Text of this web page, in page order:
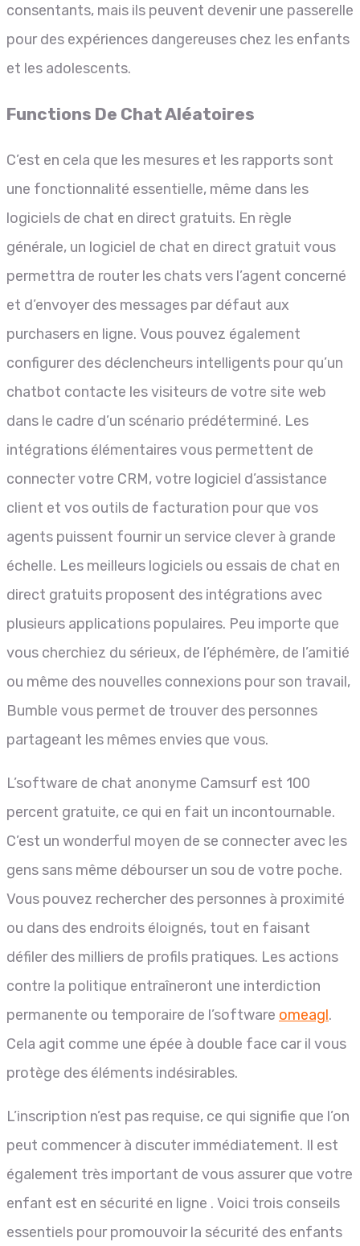
consentants, mais ils peuvent devenir une passerelle
pour des expériences dangereuses chez les enfants
et les adolescents.
Functions De Chat Aléatoires
C’est en cela que les mesures et les rapports sont
une fonctionnalité essentielle, même dans les
logiciels de chat en direct gratuits. En règle
générale, un logiciel de chat en direct gratuit vous
permettra de router les chats vers l’agent concerné
et d’envoyer des messages par défaut aux
purchasers en ligne. Vous pouvez également
configurer des déclencheurs intelligents pour qu’un
chatbot contacte les visiteurs de votre site web
dans le cadre d’un scénario prédéterminé. Les
intégrations élémentaires vous permettent de
connecter votre CRM, votre logiciel d’assistance
client et vos outils de facturation pour que vos
agents puissent fournir un service clever à grande
échelle. Les meilleurs logiciels ou essais de chat en
direct gratuits proposent des intégrations avec
plusieurs applications populaires. Peu importe que
vous cherchiez du sérieux, de l’éphémère, de l’amitié
ou même des nouvelles connexions pour son travail,
Bumble vous permet de trouver des personnes
partageant les mêmes envies que vous.
L’software de chat anonyme Camsurf est 100
percent gratuite, ce qui en fait un incontournable.
C’est un wonderful moyen de se connecter avec les
gens sans même débourser un sou de votre poche.
Vous pouvez rechercher des personnes à proximité
ou dans des endroits éloignés, tout en faisant
défiler des milliers de profils pratiques. Les actions
contre la politique entraîneront une interdiction
permanente ou temporaire de l’software omeagl.
Cela agit comme une épée à double face car il vous
protège des éléments indésirables.
L’inscription n’est pas requise, ce qui signifie que l’on
peut commencer à discuter immédiatement. Il est
également très important de vous assurer que votre
enfant est en sécurité en ligne . Voici trois conseils
essentiels pour promouvoir la sécurité des enfants